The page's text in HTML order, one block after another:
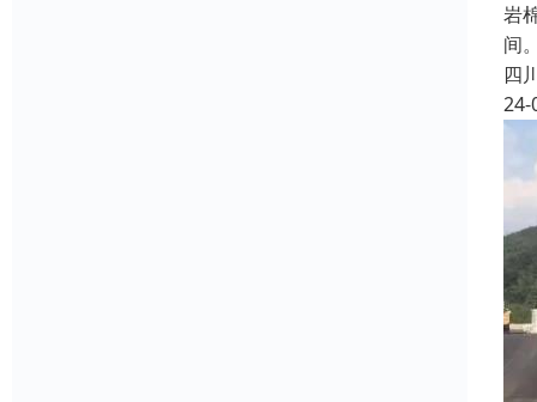
岩
间
四
24-